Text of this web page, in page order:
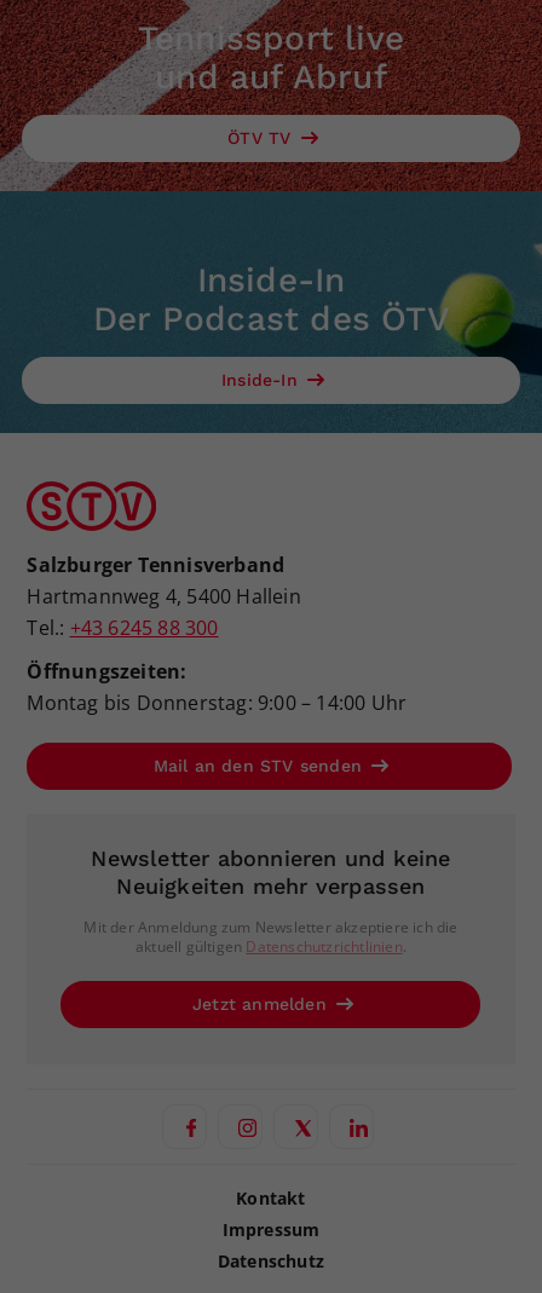
Tennissport live
und auf Abruf
ÖTV TV
Inside-In
Der Podcast des ÖTV
Inside-In
Salzburger Tennisverband
Hartmannweg 4, 5400 Hallein
Tel.: +43 6245 88 300
Öffnungszeiten:
Montag bis Donnerstag: 9:00 – 14:00 Uhr
Mail an den STV senden
Newsletter abonnieren und keine
Neuigkeiten mehr verpassen
Mit der Anmeldung zum Newsletter akzeptiere ich die
aktuell gültigen Datenschutzrichtlinien.
Jetzt anmelden
Kontakt
Impressum
Datenschutz